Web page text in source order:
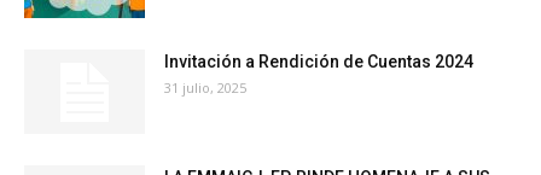
Invitación a Rendición de Cuentas 2024
31 julio, 2025